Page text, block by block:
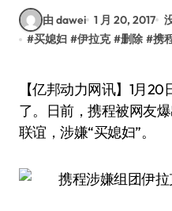
由 dawei 1 月 20, 2017
#买媳妇 #伊拉克 #删除 #携
【亿邦动力网讯】1月20日消息，携程又叒叕摊上事
了。日前，携程被网友
联谊，涉嫌“买媳妇”。